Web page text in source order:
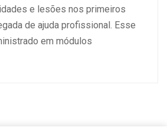
e lesões nos primeiros
de ajuda profissional. Esse
em módulos